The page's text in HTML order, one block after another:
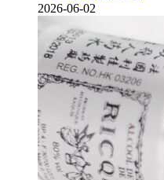
2026-06-02